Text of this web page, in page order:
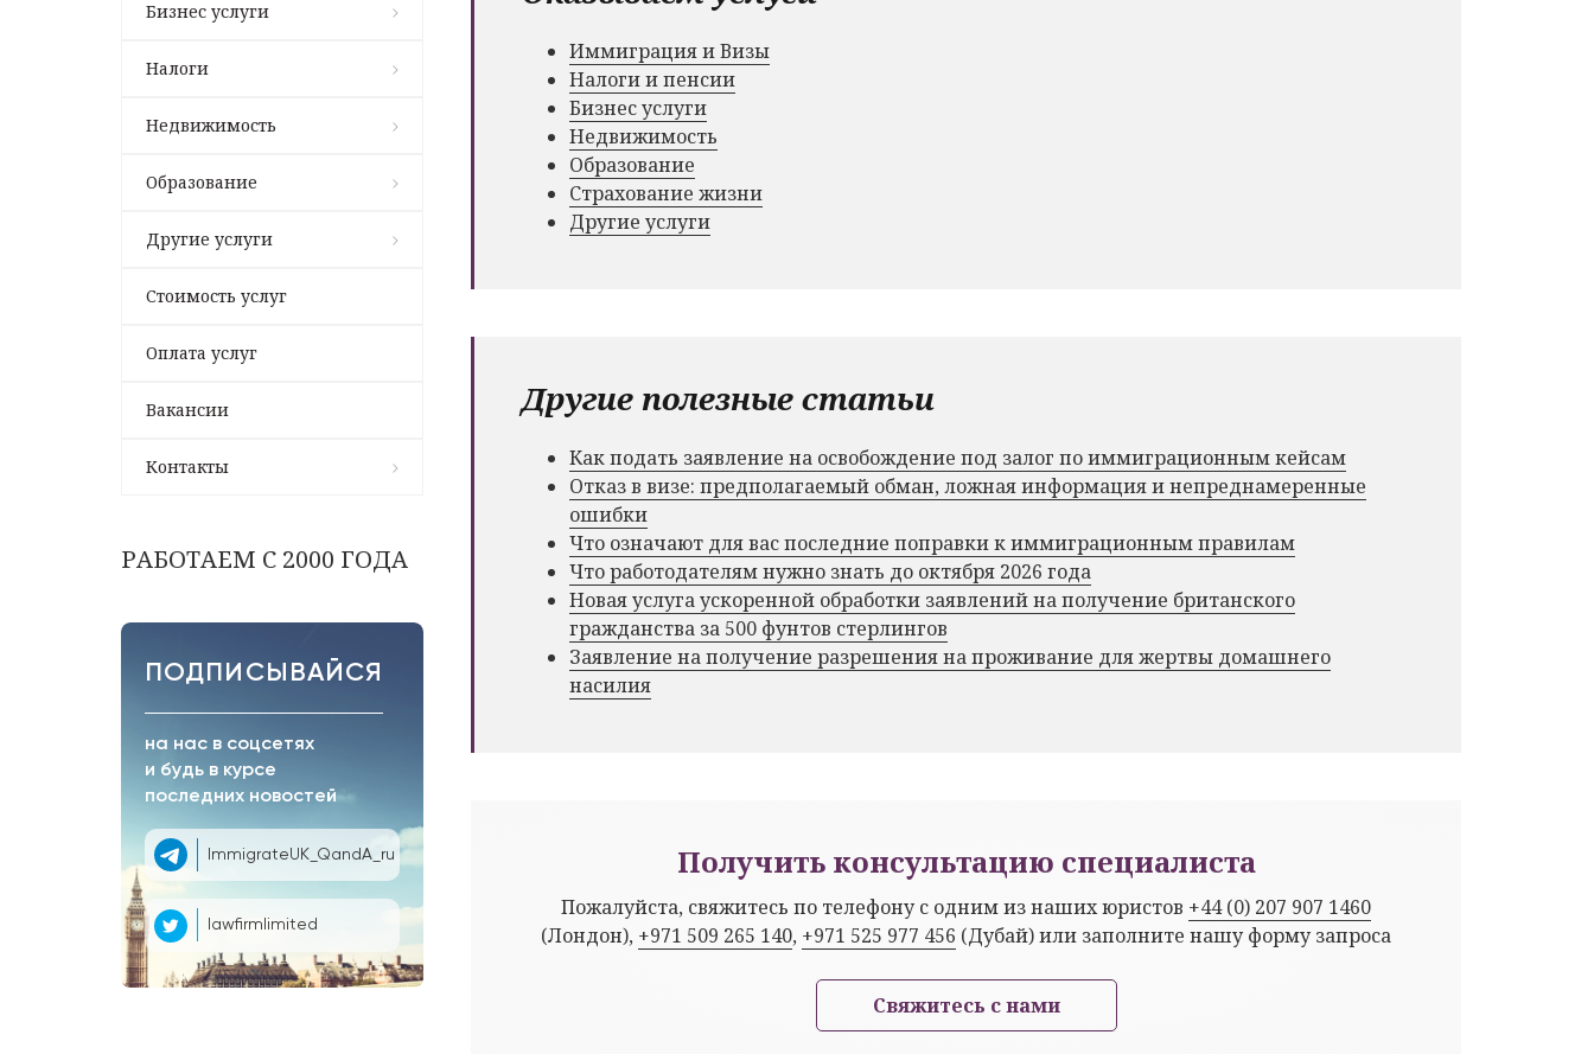
Бизнес услуги
Налоги
Недвижимость
Образование
Другие услуги
Стоимость услуг
Оплата услуг
Вакансии
Контакты
РАБОТАЕМ С 2000 ГОДА
ПОДПИСЫВАЙСЯ
на нас в соцсетях
и будь в курсе
последних новостей
ImmigrateUK_QandA_ru
lawfirmlimited
Иммиграция и Визы
Налоги и пенсии
Бизнес услуги
Недвижимость
Образование
Страхование жизни
Другие услуги
Другие полезные статьи
Как подать заявление на освобождение под залог по иммиграционным кейсам
Отказ в визе: предполагаемый обман, ложная информация и непреднамеренные
ошибки
Что означают для вас последние поправки к иммиграционным правилам
Что работодателям нужно знать до октября 2026 года
Новая услуга ускоренной обработки заявлений на получение британского
гражданства за 500 фунтов стерлингов
Заявление на получение разрешения на проживание для жертвы домашнего
насилия
Получить консультацию специалиста
Пожалуйста, свяжитесь по телефону с одним из наших юристов +44 (0) 207 907 1460
(Лондон), +971 509 265 140, +971 525 977 456 (Дубай) или заполните нашу форму запроса
Свяжитесь с нами